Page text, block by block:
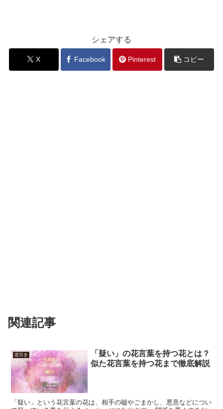
シェアする
X Facebook Pinterest コピー
関連記事
逆引き
「疑い」の花言葉を持つ花とは？
似た花言葉を持つ花まで徹底解説
「疑い」という花言葉の花は、相手の嘘やごまかし、悪意などについ